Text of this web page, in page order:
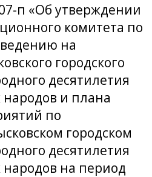
п «Об утверждении
комитета по
на
городского
десятилетия
и плана
по
городском
десятилетия
на период